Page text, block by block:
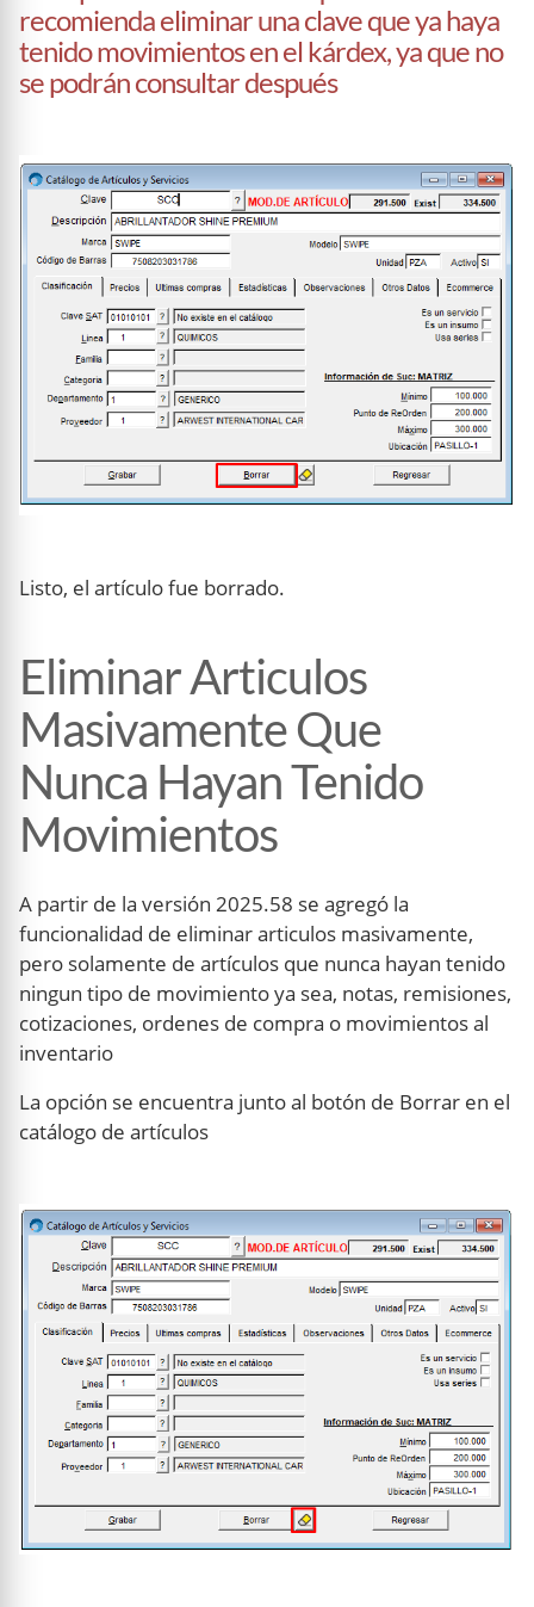
recomienda eliminar una clave que ya haya
tenido movimientos en el kárdex, ya que no
se podrán consultar después
Listo, el artículo fue borrado.
Eliminar Articulos
Masivamente Que
Nunca Hayan Tenido
Movimientos
A partir de la versión 2025.58 se agregó la
funcionalidad de eliminar articulos masivamente,
pero solamente de artículos que nunca hayan tenido
ningun tipo de movimiento ya sea, notas, remisiones,
cotizaciones, ordenes de compra o movimientos al
inventario
La opción se encuentra junto al botón de Borrar en el
catálogo de artículos